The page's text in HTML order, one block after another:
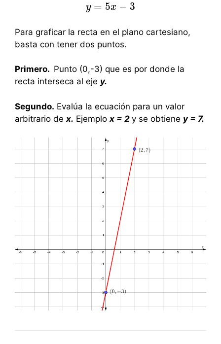
y = 5x − 3
y= 5x− 3
Para graficar la recta en el plano cartesiano,
basta con tener dos puntos.
Primero. Punto (0,-3) que es por donde la
recta interseca al eje y.
Segundo. Evalúa la ecuación para un valor
arbitrario de x. Ejemplo x = 2 y se obtiene y = 7.